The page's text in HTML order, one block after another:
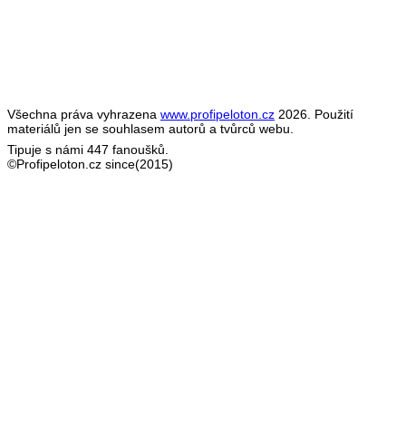
Všechna práva vyhrazena www.profipeloton.cz 2026. Použití
materiálů jen se souhlasem autorů a tvůrců webu.
Tipuje s námi 447 fanoušků.
©Profipeloton.cz since(2015)